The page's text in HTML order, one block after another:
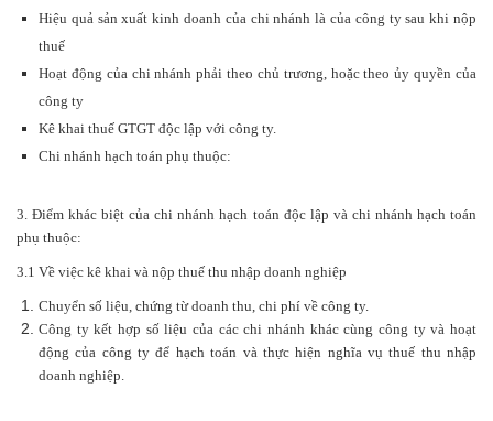
Hiệu quả sản xuất kinh doanh của chi nhánh là của công ty sau khi nộp
thuế
Hoạt động của chi nhánh phải theo chủ trương, hoặc theo ủy quyền của
công ty
Kê khai thuế GTGT độc lập với công ty.
Chi nhánh hạch toán phụ thuộc:
3. Điểm khác biệt của chi nhánh hạch toán độc lập và chi nhánh hạch toán
phụ thuộc:
3.1 Về việc kê khai và nộp thuế thu nhập doanh nghiệp
Chuyển số liệu, chứng từ doanh thu, chi phí về công ty.
Công ty kết hợp số liệu của các chi nhánh khác cùng công ty và hoạt
động của công ty để hạch toán và thực hiện nghĩa vụ thuế thu nhập
doanh nghiệp.